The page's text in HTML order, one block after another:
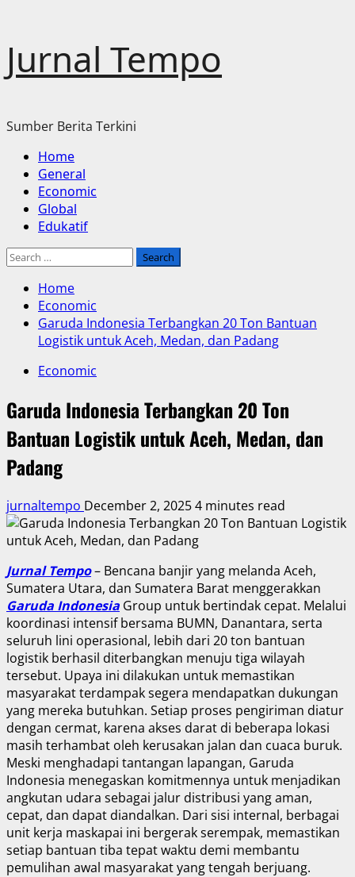
content
Jurnal Tempo
Sumber Berita Terkini
Primary
Menu
Home
General
Economic
Global
Edukatif
Search
Home
Economic
Garuda Indonesia Terbangkan 20 Ton Bantuan
Logistik untuk Aceh, Medan, dan Padang
Economic
Garuda Indonesia Terbangkan 20 Ton
Bantuan Logistik untuk Aceh, Medan, dan
Padang
jurnaltempo December 2, 20254 minutes read
Jurnal Tempo– Bencana banjir yang melanda Aceh,
Sumatera Utara, dan Sumatera Barat menggerakkan
Garuda Indonesia Group untuk bertindak cepat. Melalui
koordinasi intensif bersama BUMN, Danantara, serta
seluruh lini operasional, lebih dari 20 ton bantuan
logistik berhasil diterbangkan menuju tiga wilayah
tersebut. Upaya ini dilakukan untuk memastikan
masyarakat terdampak segera mendapatkan dukungan
yang mereka butuhkan. Setiap proses pengiriman diatur
dengan cermat, karena akses darat di beberapa lokasi
masih terhambat oleh kerusakan jalan dan cuaca buruk.
Meski menghadapi tantangan lapangan, Garuda
Indonesia menegaskan komitmennya untuk menjadikan
angkutan udara sebagai jalur distribusi yang aman,
cepat, dan dapat diandalkan. Dari sisi internal, berbagai
unit kerja maskapai ini bergerak serempak, memastikan
setiap bantuan tiba tepat waktu demi membantu
pemulihan awal masyarakat yang tengah berjuang.